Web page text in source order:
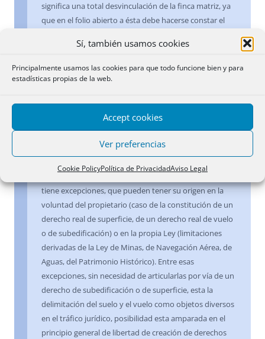
Sí, también usamos cookies
Principalmente usamos las cookies para que todo funcione bien y para
estadísticas propias de la web.
Accept cookies
Ver preferencias
Cookie PolicyPolítica de PrivacidadAviso Legal
significa una total desvinculación de la finca matriz, ya
que en el folio abierto a ésta debe hacerse constar el
extensión normal del dominio de la finca matriz. Por lo
que aunque no haya pluralidad de fincas materiales o
físicas, en cuanto suelo y subsuelo forman parte de la
inmateriales o registrales, desde el momento mismo
que se abre folio propio al subsuelo patrimonial.
Siguiendo el criterio trascendental de la citada
tiene excepciones, que pueden tener su origen en la
voluntad del propietario (caso de la constitución de un
derecho real de superficie, de un derecho real de vuelo
o de subedificación) o en la propia Ley (limitaciones
derivadas de la Ley de Minas, de Navegación Aérea, de
Aguas, del Patrimonio Histórico). Entre esas
excepciones, sin necesidad de articularlas por vía de un
derecho de subedificación o de superficie, esta la
delimitación del suelo y el vuelo como objetos diversos
en el tráfico jurídico, posibilidad esta amparada en el
principio general de libertad de creación de derechos